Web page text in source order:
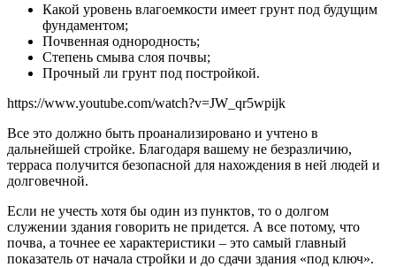
Какой уровень влагоемкости имеет грунт под будущим
фундаментом;
Почвенная однородность;
Степень смыва слоя почвы;
Прочный ли грунт под постройкой.
https://www.youtube.com/watch?v=JW_qr5wpijk
Все это должно быть проанализировано и учтено в
дальнейшей стройке. Благодаря вашему не безразличию,
терраса получится безопасной для нахождения в ней людей и
долговечной.
Если не учесть хотя бы один из пунктов, то о долгом
служении здания говорить не придется. А все потому, что
почва, а точнее ее характеристики – это самый главный
показатель от начала стройки и до сдачи здания «под ключ».